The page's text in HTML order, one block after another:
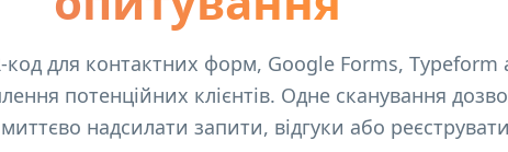
код для контактних форм, Google Forms, Typeform
потенційних клієнтів. Одне сканування
надсилати запити, відгуки або